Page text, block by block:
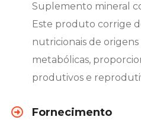
Suplemento mineral
Este produto corrige
nutricionais de origens
metabólicas,
produtivos e
Fornecimento